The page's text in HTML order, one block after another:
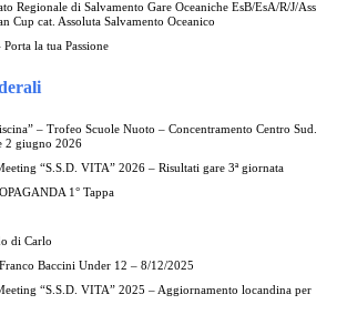
Regionale di Salvamento Gare Oceaniche EsB/EsA/R/J/Ass
Cup cat. Assoluta Salvamento Oceanico
la tua Passione
– Trofeo Scuole Nuoto – Concentramento Centro Sud.
2 giugno 2026
“S.S.D. VITA” 2026 – Risultati gare 3ª giornata
1° Tappa
di Carlo
Baccini Under 12 – 8/12/2025
“S.S.D. VITA” 2025 – Aggiornamento locandina per